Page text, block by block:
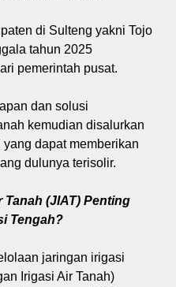
di Sulteng yakni Tojo
tahun 2025
pemerintah pusat.
dan solusi
kemudian disalurkan
dapat memberikan
dulunya terisolir.
(JIAT) Penting
Tengah?
jaringan irigasi
Irigasi Air Tanah)